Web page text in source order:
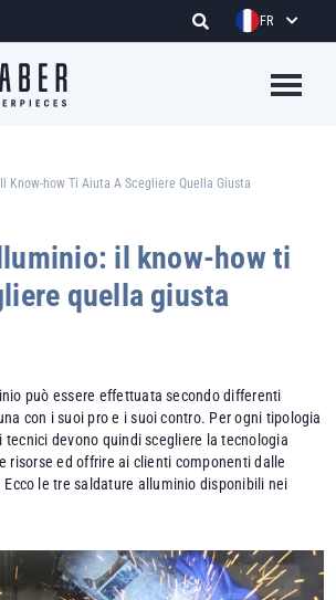
FR
Know-how Ti Aiuta A Scegliere Quella Giusta
il know-how ti
quella giusta
può essere effettuata secondo differenti
con i suoi pro e i suoi contro. Per ogni tipologia
tecnici devono quindi scegliere la tecnologia
risorse ed offrire ai clienti componenti dalle
le tre saldature alluminio disponibili nei